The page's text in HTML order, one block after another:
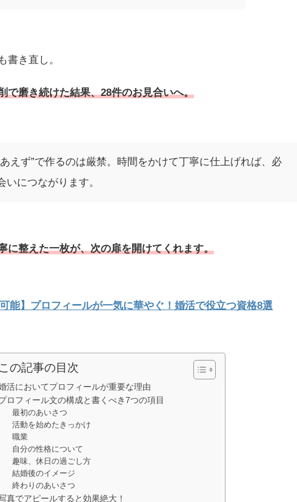
書き直し。
で磨き続けた結果、28件のお見合いへ。
えず”で作るのは厳禁。時間をかけて丁寧に仕上げれば、必
いにつながります。
整えた一枚が、次の扉を開けてくれます。
能】プロフィールが一気に華やぐ！婚活で役立つ資格8選
この記事の目次
活においてプロフィールが重要な理由
ロフィール文の構成と書くべき7つの項目
最初のあいさつ
活動を始めたきっかけ
職業
自分の性格について
趣味、休日の過ごし方
結婚後のイメージ
終わりのあいさつ
真でアピールすると効果絶大！